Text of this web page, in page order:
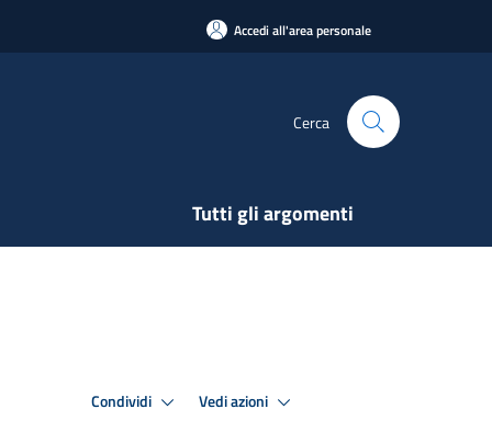
Accedi all'area personale
Cerca
Tutti gli argomenti
Condividi Vedi azioni